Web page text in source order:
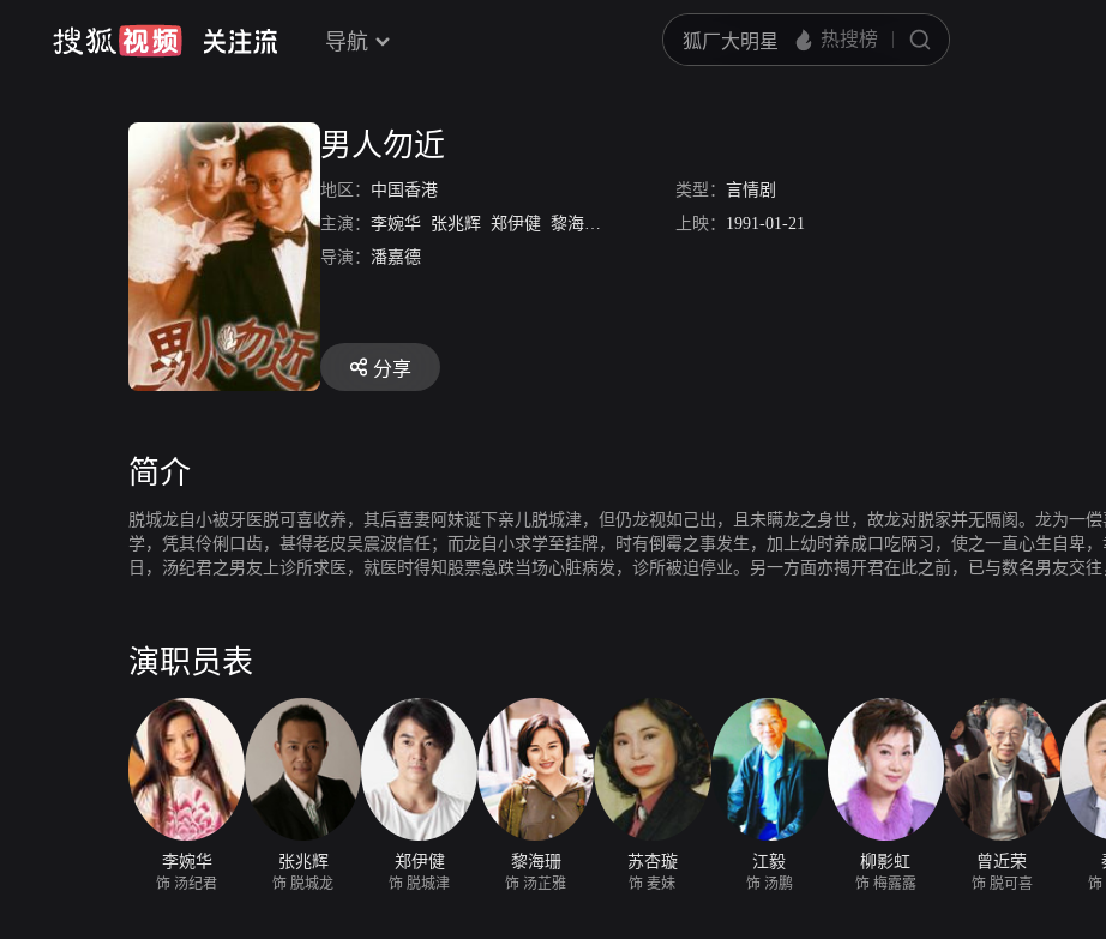
导航
男人勿近
地区： 中国香港 类型： 言情剧
主演： 李婉华 张兆辉 郑伊健 黎海珊 江毅 柳影虹 曾近荣
上映： 1991-01-21
导演： 潘嘉德
分享
简介
脱城龙自小被牙医脱可喜收养，其后喜妻阿妹诞下亲儿脱城津，但仍龙视如己出，且未瞒龙之身世，故龙对脱家并无隔阂。龙为一
学，凭其伶俐口齿，甚得老皮吴震波信任；而龙自小求学至挂牌，时有倒霉之事发生，加上幼时养成口吃陃习，使之一直心生自卑
日，汤纪君之男友上诊所求医，就医时得知股票急跌当场心脏病发，诊所被迫停业。另一方面亦揭开君在此之前，已与数名男友交
露病发，加上一连串打击下，遂对君的扫把星命起了怀疑，君伤心不已，决意离开龙，而当君正想离开香港这个伤心地时，龙却发
真何信？结局将使人感动不已！
演职员表
李婉华
饰 汤纪君
张兆辉
饰 脱城龙
郑伊健
饰 脱城津
黎海珊
饰 汤芷雅
苏杏璇
饰 麦妹
江毅
饰 汤鹏
柳影虹
饰 梅露露
曾近荣
饰 脱可喜 饰